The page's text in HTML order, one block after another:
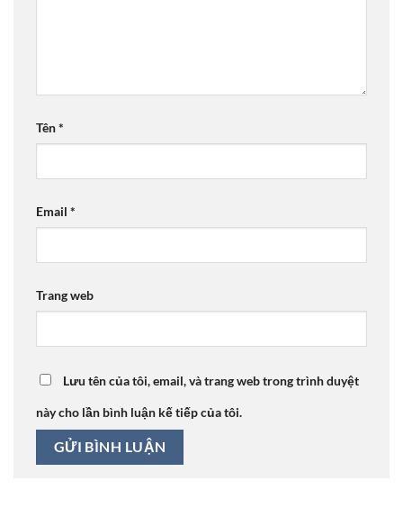
Tên*
Email *
Trang web
Lưu tên của tôi, email, và trang web trong trình duyệt
này cho lần bình luận kế tiếp của tôi.